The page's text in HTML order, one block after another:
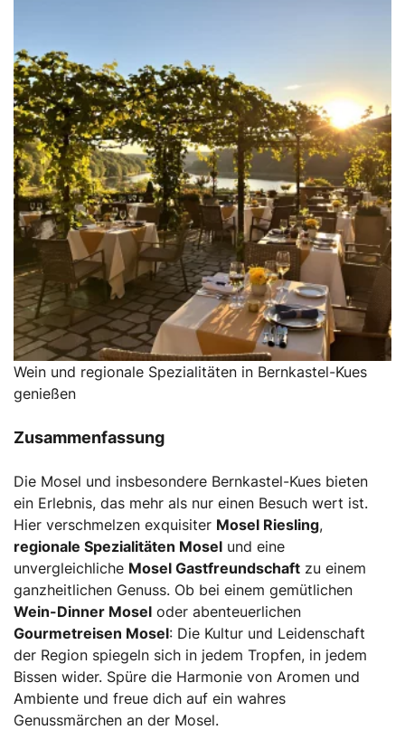
Wein und regionale Spezialitäten in Bernkastel-Kues
genießen
Zusammenfassung
Die Mosel und insbesondere Bernkastel-Kues bieten
ein Erlebnis, das mehr als nur einen Besuch wert ist.
Hier verschmelzen exquisiter Mosel Riesling,
regionale Spezialitäten Mosel und eine
unvergleichliche Mosel Gastfreundschaft zu einem
ganzheitlichen Genuss. Ob bei einem gemütlichen
Wein-Dinner Mosel oder abenteuerlichen
Gourmetreisen Mosel: Die Kultur und Leidenschaft
der Region spiegeln sich in jedem Tropfen, in jedem
Bissen wider. Spüre die Harmonie von Aromen und
Ambiente und freue dich auf ein wahres
Genussmärchen an der Mosel.